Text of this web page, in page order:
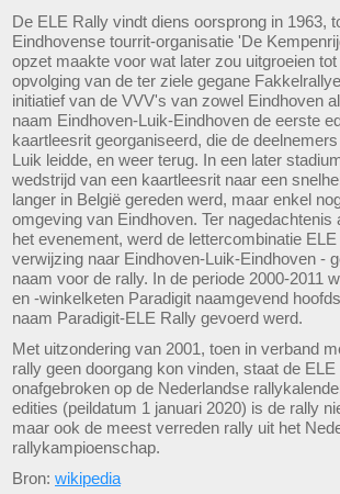
De ELE Rally vindt diens oorsprong in 1963,
Eindhovense tourrit-organisatie 'De
opzet maakte voor wat later zou uitgroeien
opvolging van de ter ziele gegane
initiatief van de VVV's van zowel Eindhoven
naam Eindhoven-Luik-Eindhoven de eerste
kaartleesrit georganiseerd, die de
Luik leidde, en weer terug. In een later
wedstrijd van een kaartleesrit naar een
langer in België gereden werd, maar enkel
omgeving van Eindhoven. Ter nagedachtenis
het evenement, werd de lettercombinatie
verwijzing naar Eindhoven-Luik-Eindhoven -
naam voor de rally. In de periode 2000-2011
en -winkelketen Paradigit naamgevend
naam Paradigit-ELE Rally gevoerd werd.
Met uitzondering van 2001, toen in verband
rally geen doorgang kon vinden, staat de
onafgebroken op de Nederlandse
edities (peildatum 1 januari 2020) is de rally
maar ook de meest verreden rally uit het
rallykampioenschap.
Bron: wikipedia